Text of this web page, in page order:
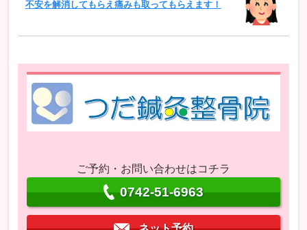
不安を解消してもらえ痛みも取ってもらえます！
ご予約・お問い合わせはコチラ
0742-51-6963